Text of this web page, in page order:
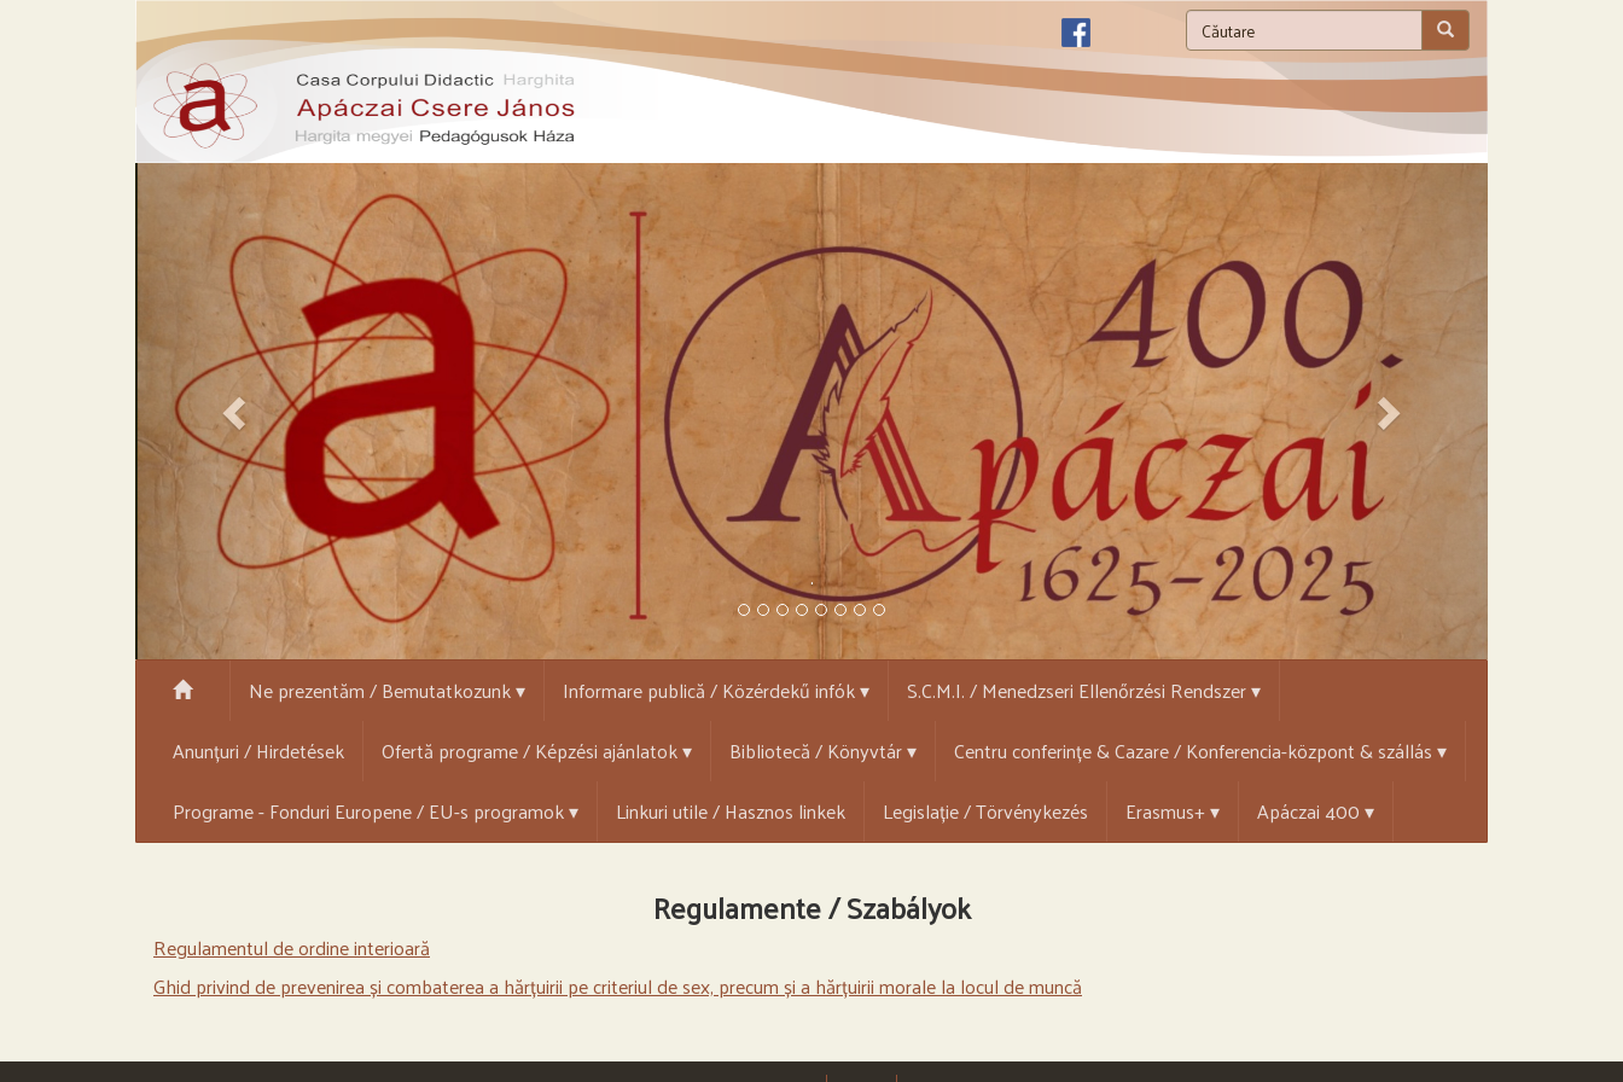
.
Ne prezentăm / Bemutatkozunk ▾ Informare publică / Közérdekű infók ▾
S.C.M.I. / Menedzseri Ellenőrzési Rendszer ▾
Anunțuri / Hirdetések
Ofertă programe / Képzési ajánlatok ▾ Bibliotecă / Könyvtár ▾
Centru conferințe & Cazare / Konferencia-központ & szállás ▾
Programe - Fonduri Europene / EU-s programok ▾
Linkuri utile / Hasznos linkek Legislație / Törvénykezés Erasmus+ ▾ Apáczai 400 ▾
Regulamente / Szabályok
Regulamentul de ordine interioară
Ghid privind de prevenirea și combaterea a hărțuirii pe criteriul de sex, precum și a hărțuirii morale la locul de muncă